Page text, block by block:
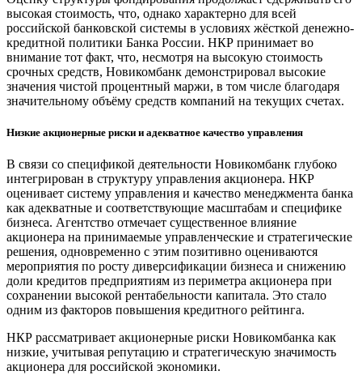
высокая стоимость, что, однако характерно для всей
российской банковской системы в условиях жёсткой денежно-
кредитной политики Банка России. НКР принимает во
внимание тот факт, что, несмотря на высокую стоимость
срочных средств, Новикомбанк демонстрировал высокие
значения чистой процентный маржи, в том числе благодаря
значительному объёму средств компаний на текущих счетах.
Низкие акционерные риски и адекватное качество управления
В связи со спецификой деятельности Новикомбанк глубоко
интегрирован в структуру управления акционера. НКР
оценивает систему управления и качество менеджмента банка
как адекватные и соответствующие масштабам и специфике
бизнеса. Агентство отмечает существенное влияние
акционера на принимаемые управленческие и стратегические
решения, одновременно с этим позитивно оцениваются
мероприятия по росту диверсификации бизнеса и снижению
доли кредитов предприятиям из периметра акционера при
сохранении высокой рентабельности капитала. Это стало
одним из факторов повышения кредитного рейтинга.
НКР рассматривает акционерные риски Новикомбанка как
низкие, учитывая репутацию и стратегическую значимость
акционера для российской экономики.